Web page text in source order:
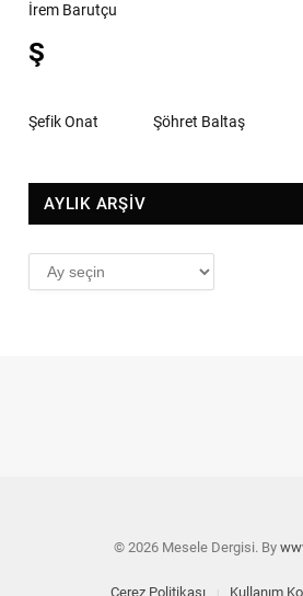
İrem Barutçu
Ş
Şefik Onat Şöhret Baltaş
AYLIK ARŞİV
AYLIK
ARŞİV
© 2026 Mesele Dergisi. By
Çerez Politikası Kullanım